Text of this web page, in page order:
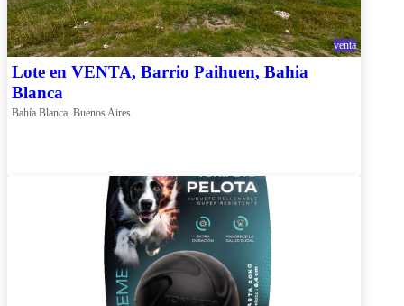
venta
Lote en VENTA, Barrio Paihuen, Bahia
Blanca
Bahía Blanca, Buenos Aires